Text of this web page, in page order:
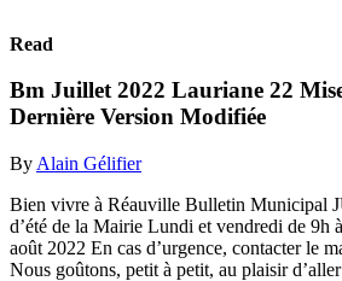
Read
Bm Juillet 2022 Lauriane 22
Dernière Version Modifiée
By Alain Gélifier
Bien vivre à Réauville Bulletin Municipal
d’été de la Mairie Lundi et vendredi de 9h
août 2022 En cas d’urgence, contacter le
Nous goûtons, petit à petit, au plaisir